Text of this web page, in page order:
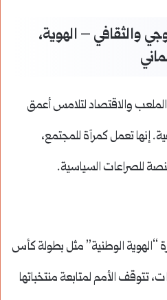
والثقافي – الهوية،
والاقتصاد لتلامس أعمق
إنها تعمل كمرآة للمجتمع،
للصراعات السياسية.
الوطنية” مثل بطولة كأس
تتوقف الأمم لمتابعة منتخباتها